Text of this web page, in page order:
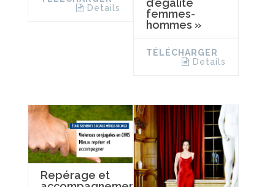
Details
femmes-
hommes »
TÉLÉCHARGER
Details
Repérage et